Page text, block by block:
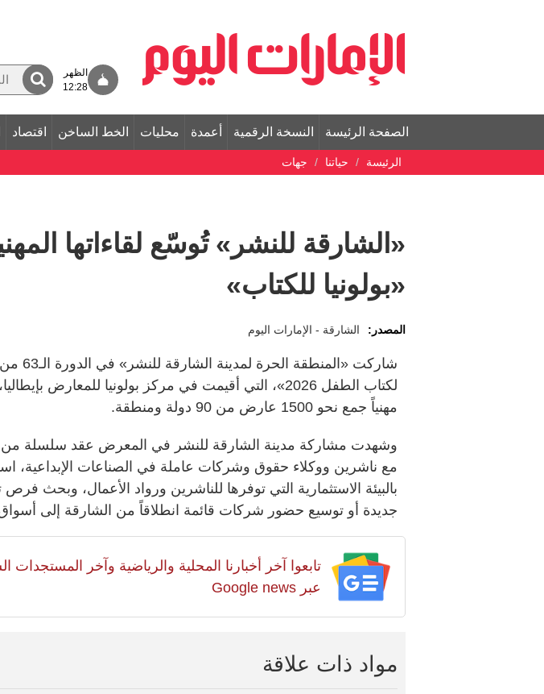
الظهر
12:28
الصفحة الرئيسة النسخة الرقمية أعمدة محليات الخط الساخن اقتصاد
الرئيسة حياتنا جهات
«الشارقة للنشر» تُوسّع لقاءاتها
«بولونيا للكتاب»
المصدر: الشارقة - الإمارات اليوم
شاركت
لكتاب الطفل 2026»، التي أقيمت في مركز بولونيا للمعارض
مهنياً جمع نحو 1500 عارض من 90 دولة ومنطقة.
وشهدت مشاركة مدينة الشارقة للنشر في المعرض عقد سلسلة من
مع ناشرين ووكلاء حقوق وشركات عاملة في الصناعات الإبداعية،
بالبيئة الاستثمارية التي توفرها للناشرين ورواد الأعمال، وبحث
جديدة أو توسيع حضور شركات قائمة انطلاقاً من الشارقة إلى أسواق
تابعوا آخر أخبارنا المحلية والرياضية وآخر المستجدات
عبر Google news
مواد ذات علاقة